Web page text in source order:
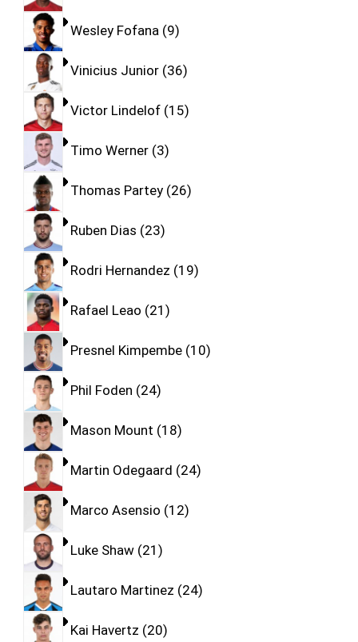
Wesley Fofana 9
Vinicius Junior 36
Victor Lindelof 15
Timo Werner 3
Thomas Partey 26
Ruben Dias 23
Rodri Hernandez 19
Rafael Leao 21
Presnel Kimpembe 10
Phil Foden 24
Mason Mount 18
Martin Odegaard 24
Marco Asensio 12
Luke Shaw 21
Lautaro Martinez 24
Kai Havertz 20